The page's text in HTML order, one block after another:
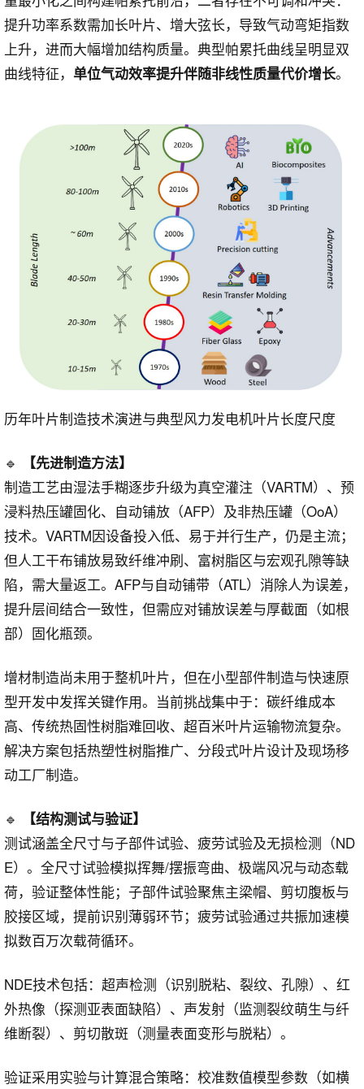
提升功率系数需加长叶片、增大弦长，导致气动弯矩指数
上升，进而大幅增加结构质量。典型帕累托曲线呈明显双
曲线特征， 单位气动效率提升伴随非线性质量代价增长。
历年叶片制造技术演进与典型风力发电机叶片长度尺度
🔹 【先进制造方法】
制造工艺由湿法手糊逐步升级为真空灌注（VARTM）、预
浸料热压罐固化、自动铺放（AFP）及非热压罐（OoA）
技术。VARTM因设备投入低、易于并行生产，仍是主流；
但人工干布铺放易致纤维冲刷、富树脂区与宏观孔隙等缺
陷，需大量返工。AFP与自动铺带（ATL）消除人为误差，
提升层间结合一致性，但需应对铺放误差与厚截面（如根
部）固化瓶颈。
增材制造尚未用于整机叶片，但在小型部件制造与快速原
型开发中发挥关键作用。当前挑战集中于：碳纤维成本
高、传统热固性树脂难回收、超百米叶片运输物流复杂。
解决方案包括热塑性树脂推广、分段式叶片设计及现场移
动工厂制造。
🔹 【结构测试与验证】
测试涵盖全尺寸与子部件试验、疲劳试验及无损检测（ND
E）。全尺寸试验模拟挥舞/摆振弯曲、极端风况与动态载
荷，验证整体性能；子部件试验聚焦主梁帽、剪切腹板与
胶接区域，提前识别薄弱环节；疲劳试验通过共振加速模
拟数百万次载荷循环。
NDE技术包括：超声检测（识别脱粘、裂纹、孔隙）、红
外热像（探测亚表面缺陷）、声发射（监测裂纹萌生与纤
维断裂）、剪切散斑（测量表面变形与脱粘）。
验证采用实验与计算混合策略：校准数值模型参数（如横